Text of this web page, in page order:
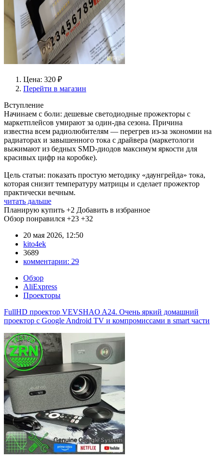
Цена: 320 ₽
Перейти в магазин
Вступление
Начинаем с боли: дешевые светодиодные прожекторы с
маркетплейсов умирают за один-два сезона. Причина
известна всем радиолюбителям — перегрев из-за экономии на
радиаторах и завышенного тока с драйвера (маркетологи
выжимают из бедных SMD-диодов максимум яркости для
красивых цифр на коробке).
Цель статьи: показать простую методику «даунгрейда» тока,
которая снизит температуру матрицы и сделает прожектор
практически вечным.
читать дальше
Планирую купить +2 Добавить в избранное
Обзор понравился +23 +32
20 мая 2026, 12:50
kito4ek
3689
комментарии: 29
Обзор
AliExpress
Проекторы
FullHD проектор VEVSHAO A24. Очень яркий домашний
проектор с Google Android TV и компромиссами в smart части